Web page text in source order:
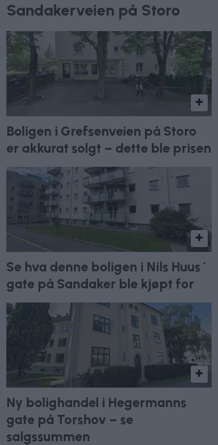
Sandakerveien på Storo
Boligen i Grefsenveien på Storo
er akkurat solgt – dette ble prisen
Se hva denne boligen i Nils Huus´
gate på Sandaker ble kjøpt for
Ny bolighandel i Hegermanns
gate på Torshov – se
salgssummen